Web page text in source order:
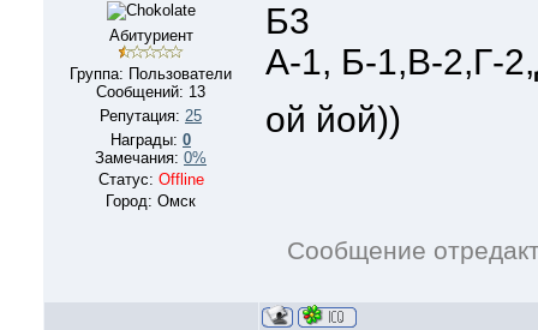
Абитуриент
Группа: Пользователи
Сообщений: 13
Репутация: 25
Награды: 0
Замечания: 0%
Статус: Offline
Город: Омск
Б3
А-1, Б-1,В-2,Г-
ой йой))
Сообщение